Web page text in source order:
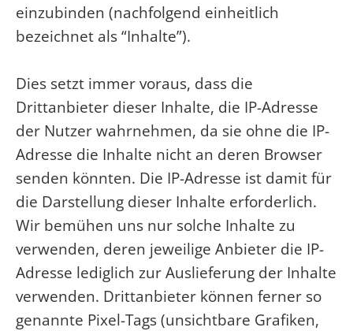
einzubinden (nachfolgend einheitlich
bezeichnet als “Inhalte”).
Dies setzt immer voraus, dass die
Drittanbieter dieser Inhalte, die IP-Adresse
der Nutzer wahrnehmen, da sie ohne die IP-
Adresse die Inhalte nicht an deren Browser
senden könnten. Die IP-Adresse ist damit für
die Darstellung dieser Inhalte erforderlich.
Wir bemühen uns nur solche Inhalte zu
verwenden, deren jeweilige Anbieter die IP-
Adresse lediglich zur Auslieferung der Inhalte
verwenden. Drittanbieter können ferner so
genannte Pixel-Tags (unsichtbare Grafiken,